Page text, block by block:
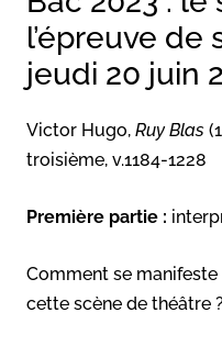
l’épreuve de
jeudi 20 juin
Victor Hugo, Ruy Blas
troisième, v.1184-1228
Première partie :
Comment se
cette scène de théâtre ?